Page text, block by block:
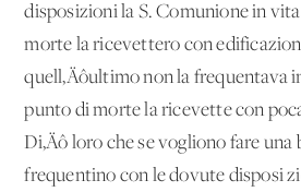
disposizioni la S. Comunione in
morte la ricevettero con
quell‚Äôultimo non la frequentava
punto di morte la ricevette con
Di‚Äô loro che se vogliono fare una
frequentino con le dovute disposi